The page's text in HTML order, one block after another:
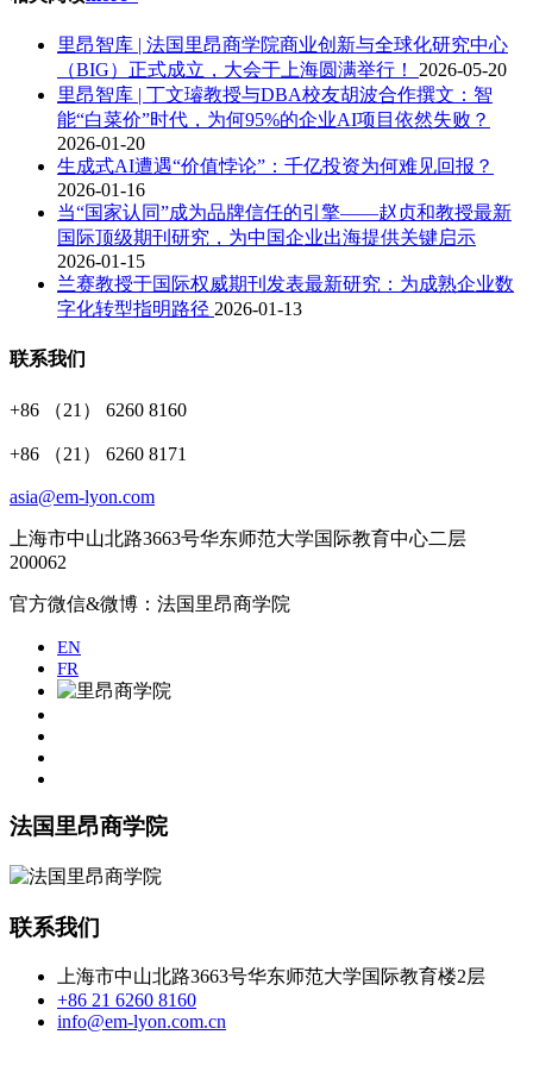
里昂智库 | 法国里昂商学院商业创新与全球化研究中心
（BIG）正式成立，大会于上海圆满举行！ 2026-05-20
里昂智库 | 丁文璿教授与DBA校友胡波合作撰文：智
能“白菜价”时代，为何95%的企业AI项目依然失败？
2026-01-20
生成式AI遭遇“价值悖论”：千亿投资为何难见回报？
2026-01-16
当“国家认同”成为品牌信任的引擎——赵贞和教授最新
国际顶级期刊研究，为中国企业出海提供关键启示
2026-01-15
兰赛教授于国际权威期刊发表最新研究：为成熟企业数
字化转型指明路径 2026-01-13
联系我们
+86 （21） 6260 8160
+86 （21） 6260 8171
asia@em-lyon.com
上海市中山北路3663号华东师范大学国际教育中心二层
200062
官方微信&微博：法国里昂商学院
EN
FR
法国里昂商学院
联系我们
上海市中山北路3663号华东师范大学国际教育楼2层
+86 21 6260 8160
info@em-lyon.com.cn